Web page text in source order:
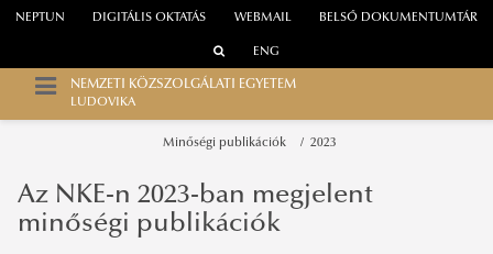
WEBMAIL
NEPTUN DIGITÁLIS OKTATÁS BELSŐ DOKUMENTUMTÁR
ENG
NEMZETI KÖZSZOLGÁLATI EGYETEM
LUDOVIKA
Minőségi publikációk 2023
Az NKE-n 2023-ban megjelent
minőségi publikációk